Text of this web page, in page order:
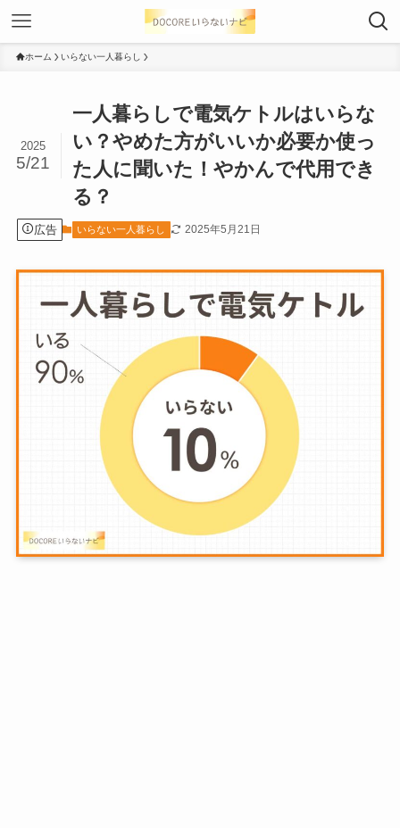
ホーム いらない一人暮らし
一人暮らしで電気ケトルはいらな
い？やめた方がいいか必要か使っ
た人に聞いた！やかんで代用でき
る？
2025
5/21
広告 いらない一人暮らし 2025年5月21日